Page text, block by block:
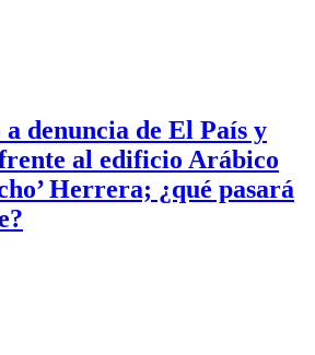
denuncia de El País y
al edificio Arábico
Herrera; ¿qué pasará